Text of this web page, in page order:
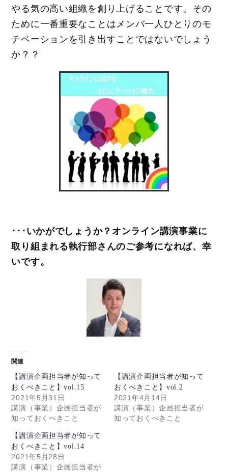
やる気の高い組織を創り上げることです。その
ために一番重要なことはメンバ一人ひとりのモ
チベーションを引き出すことではないでしょう
か？？
･･･いかがでしょうか？オンライン講演事業に
取り組まれる執行部さんのご参考になれば、幸
いです。
関連
【講演企画担当者が知って
おくべきこと】vol.15
2021年5月31日
講演（事業）企画担当者が
知っておくべきこと
【講演企画担当者が知って
おくべきこと】vol.2
2021年4月14日
講演（事業）企画担当者が
知っておくべきこと
【講演企画担当者が知って
おくべきこと】vol.14
2021年5月28日
講演（事業）企画担当者が